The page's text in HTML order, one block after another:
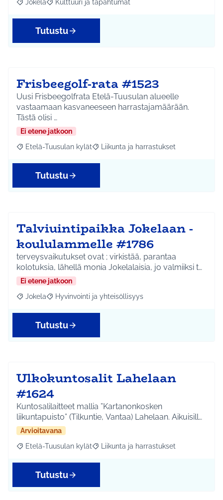
Rajaa tulokset aihepiirin mukaan: Jokela
Jokela Rajaa tulokset teeman mukaan: Kulttuuri ja
Kulttuuri ja tapahtumat
Tutustu
Frisbeegolf-rata #1523
Uusi Frisbeegolfrata Etelä-Tuusulan alueelle
vastaamaan kasvaneeseen harrastajamäärään.
Tästä olisi …
Ei etene jatkoon
Rajaa tulokset aihepiirin mukaan: Etelä-Tuusulan kylät
Etelä-Tuusulan kylät Rajaa tulokset teeman mukaan:
Liikunta ja harrastukset
Tutustu
Talviuintipaikka Jokelaan -
koululammelle #1786
terveysvaikutukset ovat ; virkistää, parantaa
kolotuksia, lähellä monia Jokelalaisia, jo valmiiksi t…
Ei etene jatkoon
Rajaa tulokset aihepiirin mukaan: Jokela
Jokela Rajaa tulokset teeman mukaan: Hyvinvointi ja
Hyvinvointi ja yhteisöllisyys
Tutustu
Ulkokuntosalit Lahelaan
#1624
Kuntosalilaitteet mallia ”Kartanonkosken
liikuntapuisto” (Tilkuntie, Vantaa) Lahelaan. Aikuisill…
Arvioitavana
Rajaa tulokset aihepiirin mukaan: Etelä-Tuusulan kylät
Etelä-Tuusulan kylät Rajaa tulokset teeman mukaan:
Liikunta ja harrastukset
Tutustu